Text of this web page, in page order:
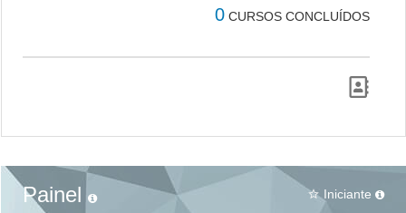
0 CURSOS CONCLUÍDOS
Painel star_border Iniciante